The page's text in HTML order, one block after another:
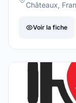
Châteaux,
Voir la fiche